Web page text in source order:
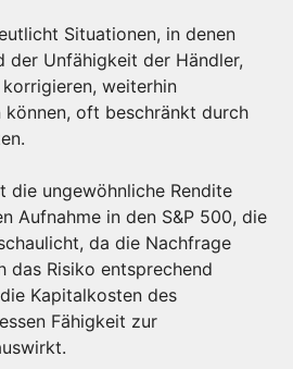
Situationen, in denen
der Unfähigkeit der Händler,
weiterhin
können, oft beschränkt durch
die ungewöhnliche Rendite
Aufnahme in den S&P 500, die
da die Nachfrage
das Risiko entsprechend
Kapitalkosten des
Fähigkeit zur